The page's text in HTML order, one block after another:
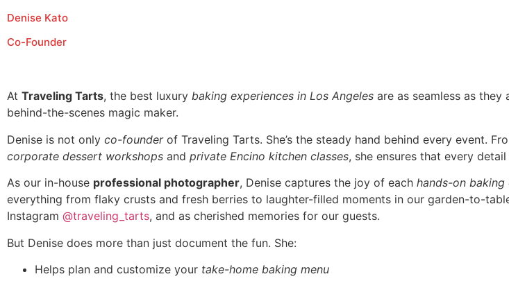
Denise Kato
Co-Founder
At Traveling Tarts, the best luxury baking experiences in Los Angeles are as seamless as they
behind-the-scenes magic maker.
Denise is not only co-founderof Traveling Tarts. She’s the steady hand behind every event.
corporate dessert workshops and private Encino kitchen classes, she ensures that every
As our in-house professional photographer, Denise captures the joy of each hands-on baking
everything from flaky crusts and fresh berries to laughter-filled moments in our garden-to-
Instagram @traveling_tarts, and as cherished memories for our guests.
But Denise does more than just document the fun. She:
Helps plan and customize your take-home baking menu